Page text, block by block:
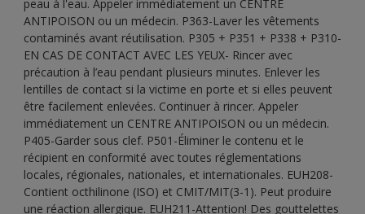
peau à l'eau. Appeler immédiatement un CENTRE
ANTIPOISON ou un médecin. P363-Laver les vêtements
contaminés avant réutilisation. P305 + P351 + P338 + P310-
EN CAS DE CONTACT AVEC LES YEUX- Rincer avec
précaution à l’eau pendant plusieurs minutes. Enlever les
lentilles de contact si la victime en porte et si elles peuvent
être facilement enlevées. Continuer à rincer. Appeler
immédiatement un CENTRE ANTIPOISON ou un médecin.
P405-Garder sous clef. P501-Éliminer le contenu et le
récipient en conformité avec toutes réglementations
locales, régionales, nationales, et internationales. EUH208-
Contient octhilinone (ISO) et CMIT/MIT(3-1). Peut produire
une réaction allergique. EUH211-Attention! Des gouttelettes